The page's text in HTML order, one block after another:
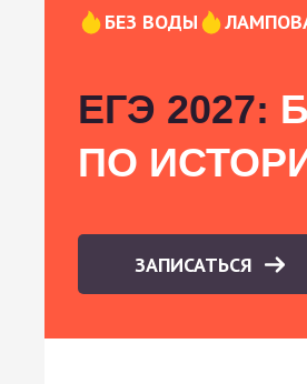
БЕЗ ВОДЫ
ЕГЭ 2027:
ПО
ЗАПИСАТЬСЯ